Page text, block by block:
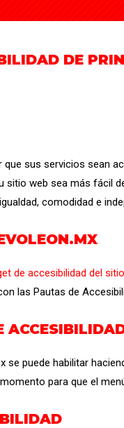
DE
sus servicios sean
sitio web sea más fácil
comodidad e
de accesibilidad del
las Pautas de
se puede habilitar
para que el